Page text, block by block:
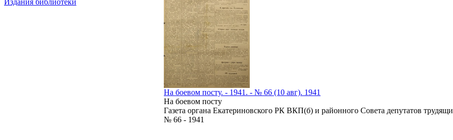
Издания библиотеки
На боевом посту. - 1941. - № 66 (10 авг). 1941
На боевом посту
Газета органа Екатериновского РК ВКП(б) и районного Совета депутатов
№ 66 - 1941